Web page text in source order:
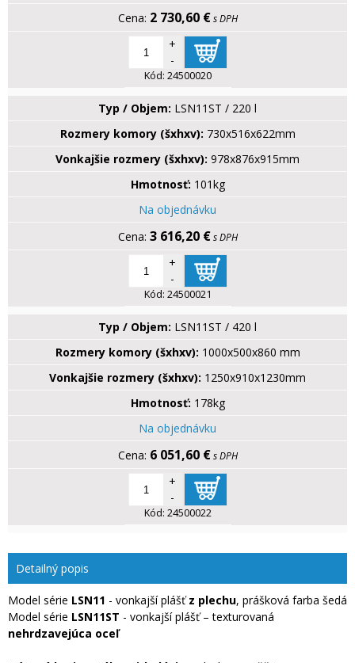
2 730,60 € s DPH
+
-
Kód: 24500020
Typ / Objem: LSN11ST / 220 l
Rozmery komory (šxhxv): 730x516x622mm
Vonkajšie rozmery (šxhxv): 978x876x915mm
Hmotnosť: 101kg
Na objednávku
3 616,20 € s DPH
+
-
Kód: 24500021
Typ / Objem: LSN11ST / 420 l
Rozmery komory (šxhxv): 1000x500x860 mm
Vonkajšie rozmery (šxhxv): 1250x910x1230mm
Hmotnosť: 178kg
Na objednávku
6 051,60 € s DPH
+
-
Kód: 24500022
Detailný popis
Model série LSN11 - vonkajší plášťz plechu, prášková farba šedá
Model série LSN11ST - vonkajší plášť – texturovaná
nehrdzavejúca oceľ